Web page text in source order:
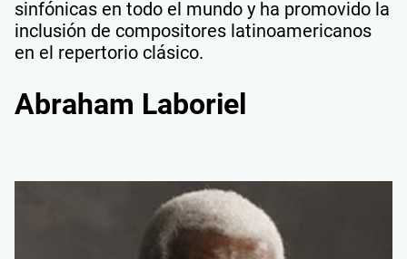
sinfónicas en todo el mundo y ha promovido la
inclusión de compositores latinoamericanos
en el repertorio clásico.
Abraham Laboriel